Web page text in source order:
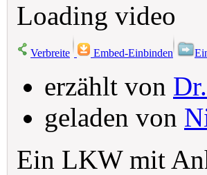
Loading video
Verbreite Embed-Einbinden
erzählt von
geladen von
Ein LKW mit